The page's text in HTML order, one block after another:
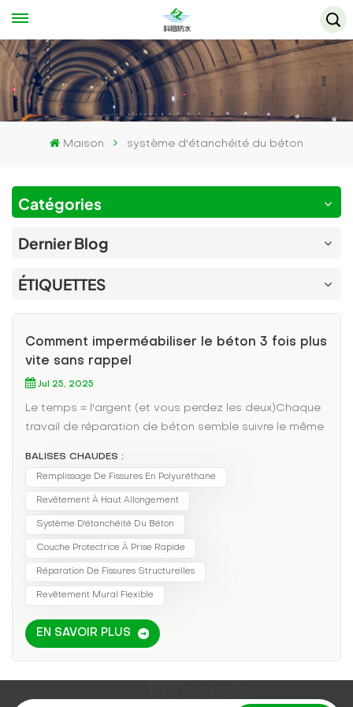
Maison système d'étanchéité du béton
Catégories
Dernier Blog
ÉTIQUETTES
Comment imperméabiliser le béton 3 fois plus
vite sans rappel
Jul 25, 2025
Le temps = l'argent (et vous perdez les deux)Chaque
travail de réparation de béton semble suivre le même
prochaineRecevoir un rappel en colère du clientIl y a
une meilleure façon de faire.Pourquoi les entrepreneurs
intelligents ont changéLe revêtement en polyuréthane
multi-élastique offre ce que les autres ne peuvent pas
:Avantage de vitesse :Sec au toucher en 90
minutesDurcissement complet en 4 heuresRecouvrir le
jour mêmeAvantages liés aux performances :✔
températures de -30°C à 80°C✔ Résiste
BALISES CHAUDES :
Remplissage De Fissures En Polyuréthane
Revêtement À Haut Allongement
Système D'étanchéité Du Béton
Couche Protectrice À Prise Rapide
Réparation De Fissures Structurelles
Revêtement Mural Flexible
EN SAVOIR PLUS